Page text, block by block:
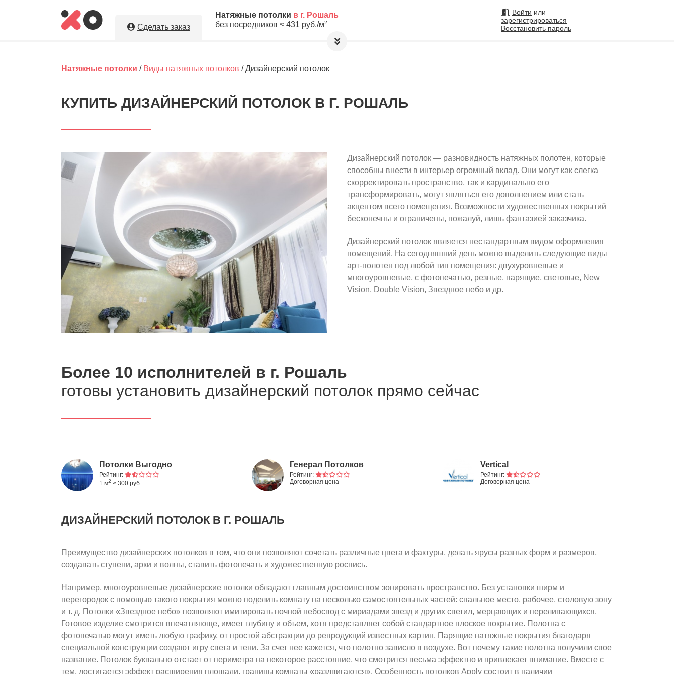
Сделать заказ
Натяжные потолки в г. Рошаль
без посредников ≈ 431 руб./м2
Войти или
зарегистрироваться
Восстановить пароль
Укажите необходимые параметры, а мы предложим Вам
исполнителя.
Ориентировочная площадь Вашего потолка
99 Подобрать исполнителя
Натяжные потолки / Виды натяжных потолков / Дизайнерский потолок
КУПИТЬ ДИЗАЙНЕРСКИЙ ПОТОЛОК В Г. РОШАЛЬ
Дизайнерский потолок — разновидность натяжных полотен, которые
способны внести в интерьер огромный вклад. Они могут как слегка
скорректировать пространство, так и кардинально его
трансформировать, могут являться его дополнением или стать
акцентом всего помещения. Возможности художественных покрытий
бесконечны и ограничены, пожалуй, лишь фантазией заказчика.
Дизайнерский потолок является нестандартным видом оформления
помещений. На сегодняшний день можно выделить следующие виды
арт-полотен под любой тип помещения: двухуровневые и
многоуровневые, с фотопечатью, резные, парящие, световые, New
Vision, Double Vision, Звездное небо и др.
Более 10 исполнителей в г. Рошаль
готовы установить дизайнерский потолок прямо сейчас
Потолки Выгодно
Рейтинг:
1 м2 ≈ 300 руб.
Генерал Потолков
Рейтинг:
Договорная цена
Vertical
Рейтинг:
Договорная цена
ДИЗАЙНЕРСКИЙ ПОТОЛОК В Г. РОШАЛЬ
Преимущество дизайнерских потолков в том, что они позволяют сочетать различные цвета и фактуры, делать ярусы разных форм и размеров,
создавать ступени, арки и волны, ставить фотопечать и художественную роспись.
Например, многоуровневые дизайнерские потолки обладают главным достоинством зонировать пространство. Без установки ширм и
перегородок с помощью такого покрытия можно поделить комнату на несколько самостоятельных частей: спальное место, рабочее, столовую зону
и т. д. Потолки «Звездное небо» позволяют имитировать ночной небосвод с мириадами звезд и других светил, мерцающих и переливающихся.
Готовое изделие смотрится впечатляюще, имеет глубину и объем, хотя представляет собой стандартное плоское покрытие. Полотна с
фотопечатью могут иметь любую графику, от простой абстракции до репродукций известных картин. Парящие натяжные покрытия благодаря
специальной конструкции создают игру света и тени. За счет нее кажется, что полотно зависло в воздухе. Вот почему такие полотна получили свое
название. Потолок буквально отстает от периметра на некоторое расстояние, что смотрится весьма эффектно и привлекает внимание. Вместе с
тем, достигается эффект расширения площади, границы комнаты «раздвигаются». Особенность потолков Apply состоит в наличии